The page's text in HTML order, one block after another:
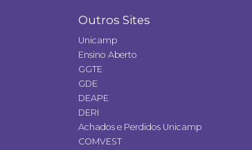
Outros Sites
Unicamp
Ensino Aberto
GGTE
GDE
DEAPE
DERI
Achados e Perdidos Unicamp
COMVEST